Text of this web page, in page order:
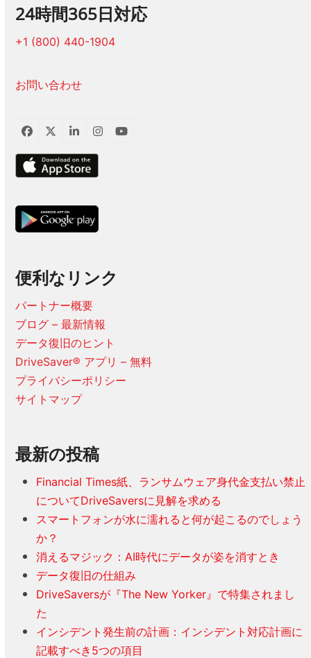
24時間365日対応
+1 (800) 440-1904
お問い合わせ
フ
イ
ス
ブ
ク
ツ
ッ
タ
ー
LinkedIn
イ
ス
グ
ム
ユ
便利なリンク
パートナー概要
ブログ – 最新情報
データ復旧のヒント
DriveSaver® アプリ – 無料
プライバシーポリシー
サイトマップ
最新の投稿
Financial Times紙、ランサムウェア身代金支払い禁止
についてDriveSaversに見解を求める
スマートフォンが水に濡れると何が起こるのでしょう
か？
消えるマジック：AI時代にデータが姿を消すとき
データ復旧の仕組み
DriveSaversが『The New Yorker』で特集されまし
た
インシデント発生前の計画：インシデント対応計画に
記載すべき5つの項目